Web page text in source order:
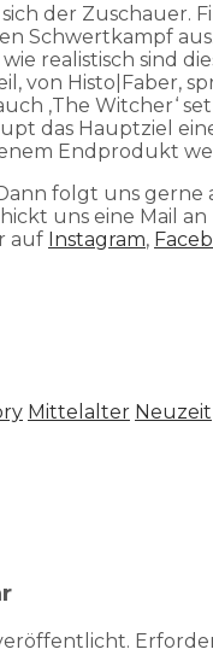
der Zuschauer.
Schwertkampf
realistisch sind
von Histo|Faber,
‚The
das Hauptziel
Endprodukt
folgt uns gerne
uns eine Mail an
auf Instagram,
Mittelalter Neuzeit